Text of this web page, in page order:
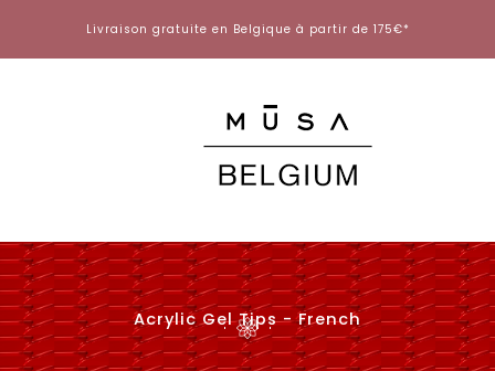
contenu
Livraison gratuite en Belgique à partir de 175€*
Acrylic Gel Tips - French